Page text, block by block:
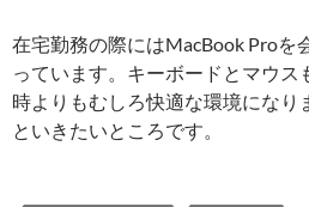
在宅勤務の際にはMacBook Proを
っています。キーボードとマウス
時よりもむしろ快適な環境になり
といきたいところです。